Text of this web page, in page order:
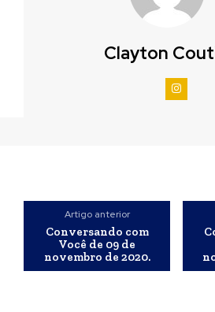
Clayton
Artigo anterior
Conversando com
Você de 09 de
novembro de 2020.